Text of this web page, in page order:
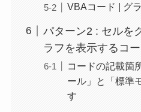
VBAコード | グ
パターン2 : セルを
ラフを表示するコ
コードの記載箇
ール」と「標準
す